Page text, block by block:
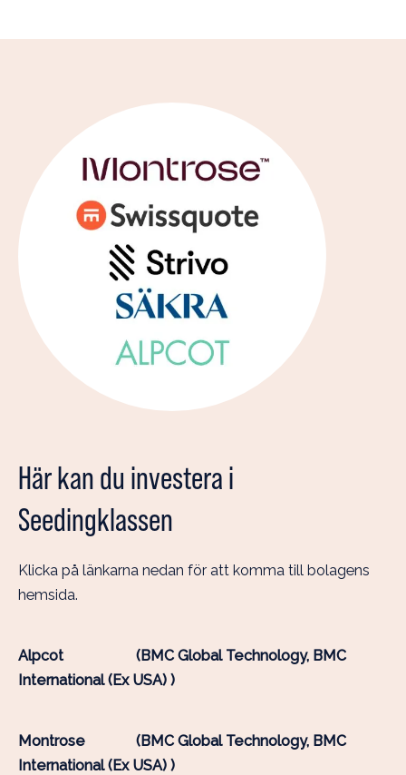
Här kan du investera i
Seedingklassen
Klicka på länkarna nedan för att komma till bolagens
hemsida.
Alpcot(BMC Global Technology, BMC
International (Ex USA) )
Montrose (BMC Global Technology, BMC
International (Ex USA) )